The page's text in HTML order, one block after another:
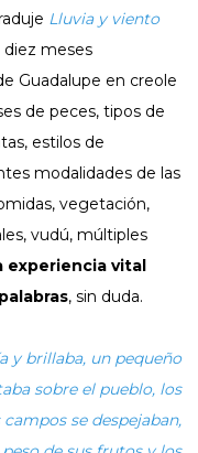
Lluvia y viento
meses
Guadalupe en creole
de peces, tipos de
estilos de
modalidades de las
vegetación,
vudú, múltiples
experiencia vital
, sin duda.
y brillaba, un pequeño
sobre el pueblo, los
se despejaban,